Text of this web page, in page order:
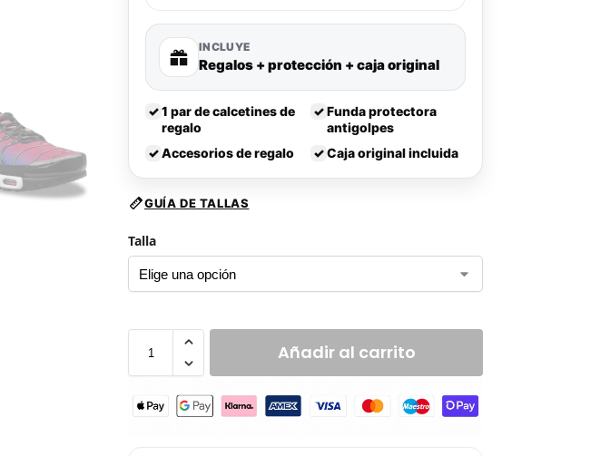
INCLUYE
Regalos + protección + caja original
✓1 par de calcetines de
regalo
✓ Funda protectora
antigolpes
✓Accesorios de regalo ✓ Caja original incluida
GUÍA DE TALLAS
Talla
Añadir al carrito